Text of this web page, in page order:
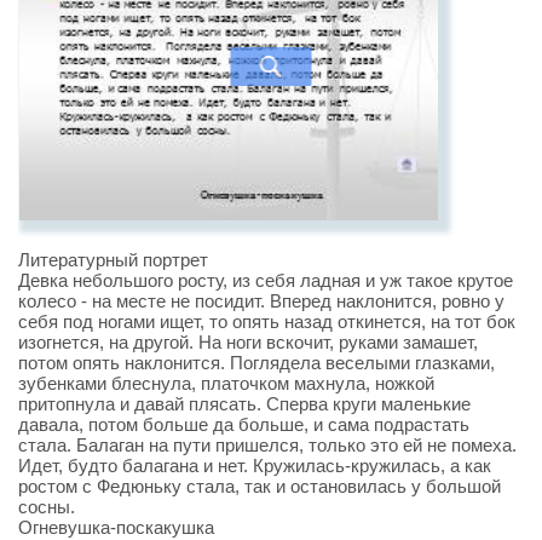
Литературный портрет
Девка небольшого росту, из себя ладная и уж такое крутое
колесо - на месте не посидит. Вперед наклонится, ровно у
себя под ногами ищет, то опять назад откинется, на тот бок
изогнется, на другой. На ноги вскочит, руками замашет,
потом опять наклонится. Поглядела веселыми глазками,
зубенками блеснула, платочком махнула, ножкой
притопнула и давай плясать. Сперва круги маленькие
давала, потом больше да больше, и сама подрастать
стала. Балаган на пути пришелся, только это ей не помеха.
Идет, будто балагана и нет. Кружилась-кружилась, а как
ростом с Федюньку стала, так и остановилась у большой
сосны.
Огневушка-поскакушка